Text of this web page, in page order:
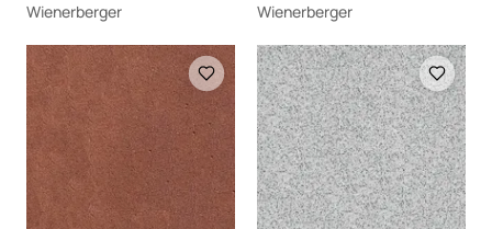
Wienerberger Wienerberger
Loading Loading